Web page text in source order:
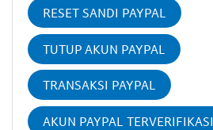
RESET SANDI PAYPAL
TUTUP AKUN PAYPAL
TRANSAKSI PAYPAL
AKUN PAYPAL TERVERIFIKASI